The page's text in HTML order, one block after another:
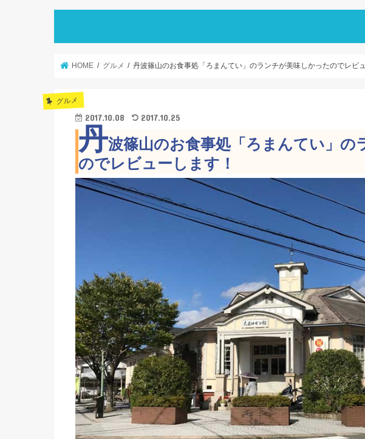
HOME グルメ 丹波篠山のお食事処「ろまんてい」のランチが美味しかったのでレビ
グルメ
2017.10.08 2017.10.25
丹波篠山のお食事処「ろまんてい」の
のでレビューします！